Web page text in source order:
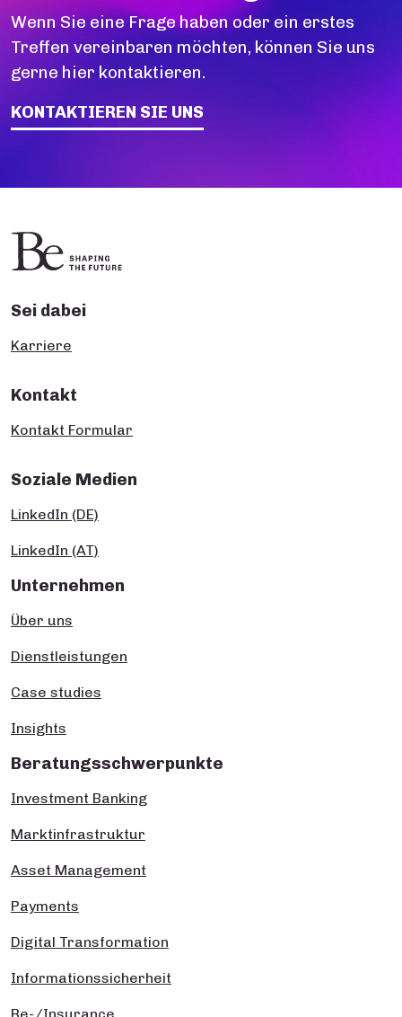
Wenn Sie eine Frage haben oder ein erstes
Treffen vereinbaren möchten, können Sie uns
gerne hier kontaktieren.
KONTAKTIEREN SIE UNS
Sei dabei
Karriere
Kontakt
Kontakt Formular
Soziale Medien
LinkedIn (DE)
LinkedIn (AT)
Unternehmen
Über uns
Dienstleistungen
Case studies
Insights
Beratungsschwerpunkte
Investment Banking
Marktinfrastruktur
Asset Management
Payments
Digital Transformation
Informationssicherheit